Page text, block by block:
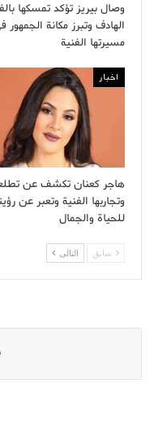
وصال بيريز تؤكد تمسكها
الهادف وتبرز مكانة الجمهور
مسيرتها الفنية
اخبار
هاجر كعنان تكشف عن
وتجاربها الفنية وتعبر عن
للحياة والجمال
سابق التالى